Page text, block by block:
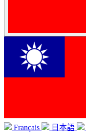
Français
日本語